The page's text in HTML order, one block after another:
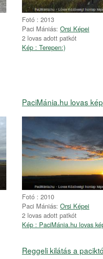
Fotó : 2013
Paci Mániás: Orsi Képei
2 lovas adott patkót
Kép : Terepen:)
PaciMánia.hu lovas kép
Fotó : 2010
Paci Mániás: Orsi Képei
2 lovas adott patkót
Kép : PaciMánia.hu lovas
Reggeli kilátás a